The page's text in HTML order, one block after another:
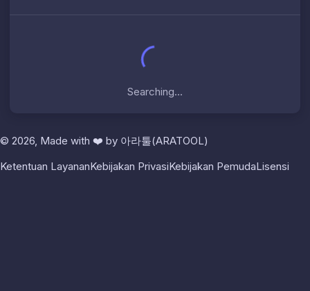
Searching...
© 2026, Made with ❤️ by 아라툴(ARATOOL)
Ketentuan LayananKebijakan PrivasiKebijakan PemudaLisensi